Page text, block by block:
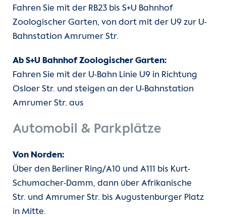
Fahren Sie mit der RB23 bis S+U Bahnhof
Zoologischer Garten, von dort mit der U9 zur U-
Bahnstation Amrumer Str.
Ab S+U Bahnhof Zoologischer Garten:
Fahren Sie mit der U-Bahn Linie U9 in Richtung
Osloer Str. und steigen an der U-Bahnstation
Amrumer Str. aus
Automobil & Parkplätze
Von Norden:
Über den Berliner Ring/A10 und A111 bis Kurt-
Schumacher-Damm, dann über Afrikanische
Str. und Amrumer Str. bis Augustenburger Platz
in Mitte.